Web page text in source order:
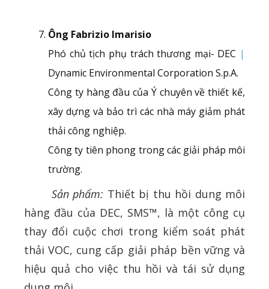
Ông Fabrizio Imarisio
Phó chủ tịch phụ trách thương mại- DEC |
Dynamic Environmental Corporation S.p.A.
Công ty hàng đầu của Ý chuyên về thiết kế,
xây dựng và bảo trì các nhà máy giảm phát
thải công nghiệp.
Công ty tiên phong trong các giải pháp môi
trường.
Sản phẩm: Thiết bị thu hồi dung môi
hàng đầu của DEC, SMS™, là một công cụ
thay đổi cuộc chơi trong kiểm soát phát
thải VOC, cung cấp giải pháp bền vững và
hiệu quả cho việc thu hồi và tái sử dụng